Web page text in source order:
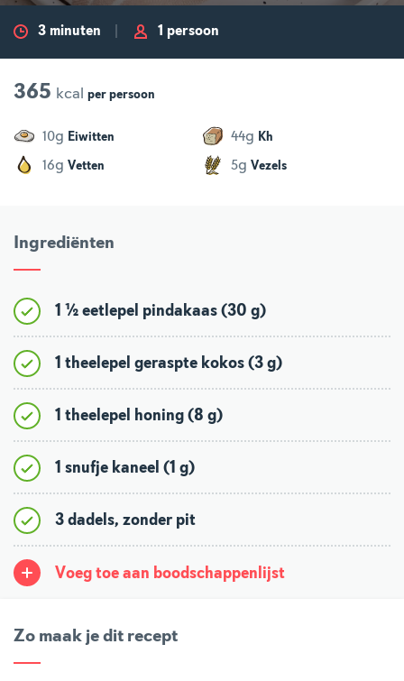
3 minuten 1 persoon
365 kcal per persoon
10g Eiwitten 44g Kh
16g Vetten 5g Vezels
Ingrediënten
1 ½ eetlepel pindakaas (30 g)
1 theelepel geraspte kokos (3 g)
1 theelepel honing (8 g)
1 snufje kaneel (1 g)
3 dadels, zonder pit
Voeg toe aan boodschappenlijst
Zo maak je dit recept